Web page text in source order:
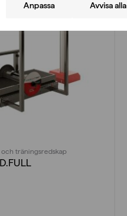
Anpassa Avvisa alla
träningsredskap